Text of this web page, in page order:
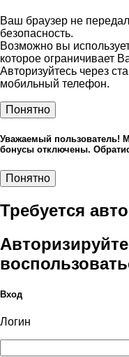
Ваш браузер не
безопасность.
Возможно вы
которое ограничивает
Авторизуйтесь через
мобильный телефон.
Понятно
Уважаемый пользователь!
бонусы отключены.
Понятно
Требуется
Вход
Логин